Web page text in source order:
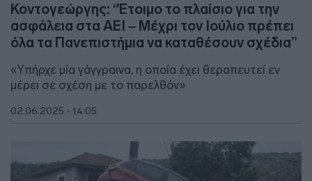
Κοντογεώργης: “Έτοιμο το πλαίσιο για την
ασφάλεια στα ΑΕΙ – Μέχρι τον Ιούλιο πρέπει
όλα τα Πανεπιστήμια να καταθέσουν σχέδια”
«Υπήρχε μία γάγγραινα, η οποία έχει θεραπευτεί εν
μέρει σε σχέση με το παρελθόν»
02.06.2025 - 14:05